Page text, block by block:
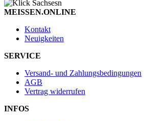
MEISSEN.ONLINE
Kontakt
Neuigkeiten
SERVICE
Versand- und Zahlungsbedingungen
AGB
Vertrag widerrufen
INFOS